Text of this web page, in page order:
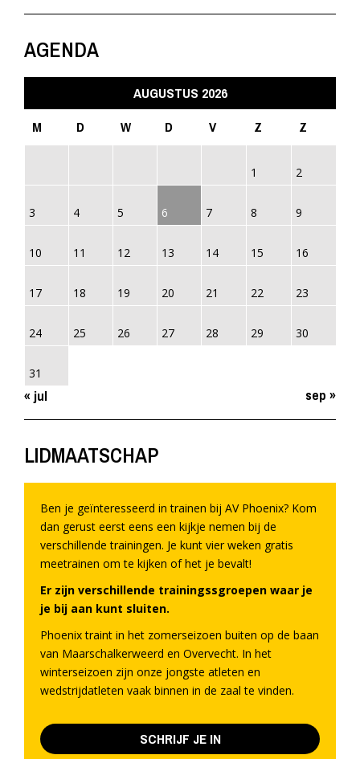
AGENDA
AUGUSTUS 2026
M
D W D V Z Z
1 2
3 4 5 6 7 8 9
10 11 12 13 14 15 16
17 18 19 20 21 22 23
24 25 26 27 28 29 30
31
« jul sep »
LIDMAATSCHAP
Ben je geïnteresseerd in trainen bij AV Phoenix? Kom
dan gerust eerst eens een kijkje nemen bij de
verschillende trainingen. Je kunt vier weken gratis
meetrainen om te kijken of het je bevalt!
Er zijn verschillende trainingssgroepen waar je
je bij aan kunt sluiten.
Phoenix traint in het zomerseizoen buiten op de baan
van Maarschalkerweerd en Overvecht. In het
winterseizoen zijn onze jongste atleten en
wedstrijdatleten vaak binnen in de zaal te vinden.
SCHRIJF JE IN